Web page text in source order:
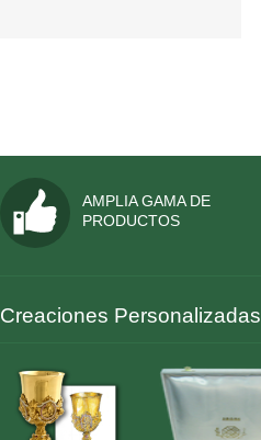
AMPLIA GAMA DE
PRODUCTOS
Creaciones Personalizadas